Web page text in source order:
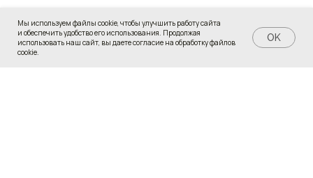
Мы используем файлы cookie, чтобы улучшить работу сайта
и обеспечить удобство его использования. Продолжая
использовать наш сайт, вы даете согласие на обработку файлов
cookie.
OK
Задать вопрос